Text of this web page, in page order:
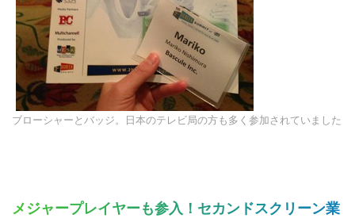
ブローシャーとバッジ。日本のテレビ局の方も多く参加されていました
メジャープレイヤーも参入！セカンドスクリーン業